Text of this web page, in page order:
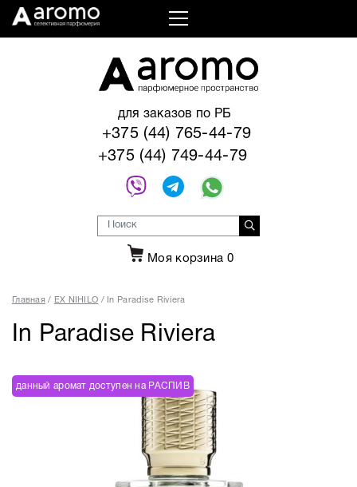
для заказов по РБ
+375 (44) 765-44-79
+375 (44) 749-44-79
Моя корзина 0
Главная EX NIHILO In Paradise Riviera
In Paradise Riviera
данный аромат доступен на РАСПИВ